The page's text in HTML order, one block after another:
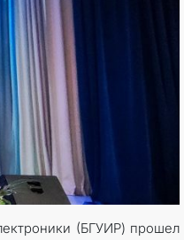
(БГУИР) прошел